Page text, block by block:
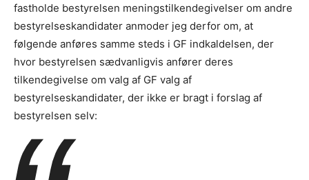
fastholde bestyrelsen meningstilkendegivelser om andre
bestyrelseskandidater anmoder jeg derfor om, at
følgende anføres samme steds i GF indkaldelsen, der
hvor bestyrelsen sædvanligvis anfører deres
tilkendegivelse om valg af GF valg af
bestyrelseskandidater, der ikke er bragt i forslag af
bestyrelsen selv: